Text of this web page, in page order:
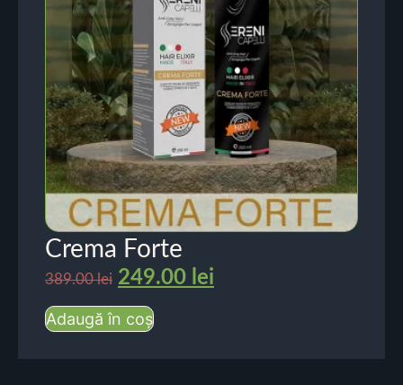
Crema Forte
389.00lei 249.00 lei
Adaugă în coș